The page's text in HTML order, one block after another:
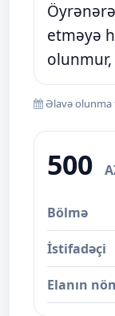
etməyə
Əlavə olunma
500
Bölmə
İstifadəçi
Elanın